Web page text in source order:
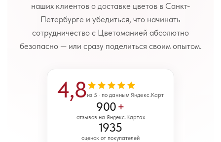
наших клиентов о доставке цветов в Санкт-
Петербурге и убедиться, что начинать
сотрудничество с Цветоманией абсолютно
безопасно — или сразу поделиться своим опытом.
4,8из 5 · по данным Яндекс.Карт
900+
отзывов на Яндекс.Картах
1935
оценок от покупателей